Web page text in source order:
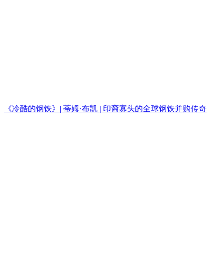
《冷酷的钢铁》| 蒂姆·布凯 | 印裔寡头的全球钢铁并购传奇